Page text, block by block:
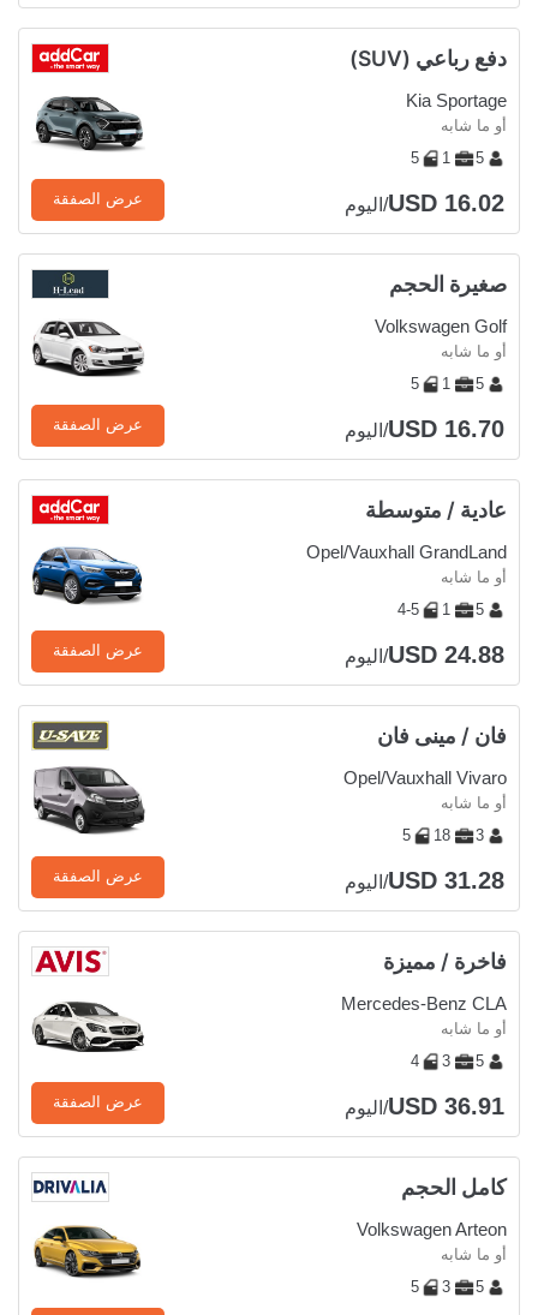
دفع رباعي (SUV)
Kia Sportage
أو ما شابه
5
1
5
USD 16.02/اليوم عرض الصفقة
صغيرة الحجم
Volkswagen Golf
أو ما شابه
5
1
5
USD 16.70/اليوم عرض الصفقة
عادية / متوسطة
Opel/Vauxhall GrandLand
أو ما شابه
5
1
4-5
USD 24.88/اليوم عرض الصفقة
فان / مينى فان
Opel/Vauxhall Vivaro
أو ما شابه
3
18
5
USD 31.28/اليوم عرض الصفقة
فاخرة / مميزة
Mercedes-Benz CLA
أو ما شابه
5
3
4
USD 36.91/اليوم عرض الصفقة
كامل الحجم
Volkswagen Arteon
أو ما شابه
5
3
5